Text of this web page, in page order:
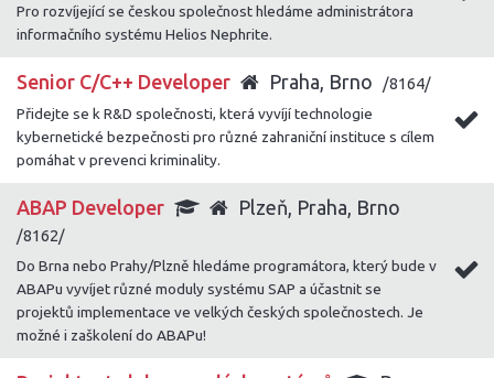
Pro rozvíjející se českou společnost hledáme administrátora
informačního systému Helios Nephrite.
Senior C/C++ Developer Praha, Brno
/8164/
Přidejte se k R&D společnosti, která vyvíjí technologie
kybernetické bezpečnosti pro různé zahraniční instituce s cílem
pomáhat v prevenci kriminality.
ABAP Developer Plzeň, Praha, Brno
/8162/
Do Brna nebo Prahy/Plzně hledáme programátora, který bude v
ABAPu vyvíjet různé moduly systému SAP a účastnit se
projektů implementace ve velkých českých společnostech. Je
možné i zaškolení do ABAPu!